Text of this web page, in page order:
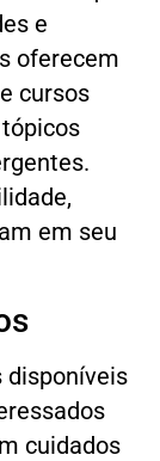
e
oferecem
cursos
em seu
disponíveis
cuidados